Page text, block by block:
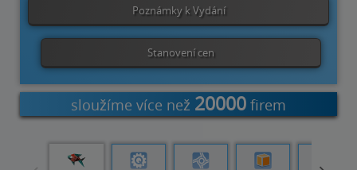
Poznámky k Vydání
Stanovení cen
sloužíme více než 20000 firem